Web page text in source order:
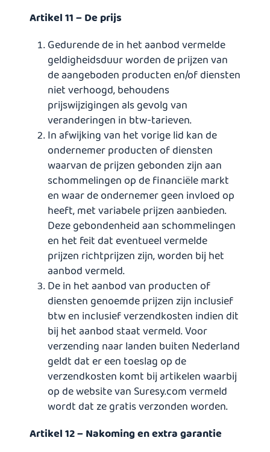
Artikel 11 – De prijs
Gedurende de in het aanbod vermelde
geldigheidsduur worden de prijzen van
de aangeboden producten en/of diensten
niet verhoogd, behoudens
prijswijzigingen als gevolg van
veranderingen in btw-tarieven.
In afwijking van het vorige lid kan de
ondernemer producten of diensten
waarvan de prijzen gebonden zijn aan
schommelingen op de financiële markt
en waar de ondernemer geen invloed op
heeft, met variabele prijzen aanbieden.
Deze gebondenheid aan schommelingen
en het feit dat eventueel vermelde
prijzen richtprijzen zijn, worden bij het
aanbod vermeld.
De in het aanbod van producten of
diensten genoemde prijzen zijn inclusief
btw en inclusief verzendkosten indien dit
bij het aanbod staat vermeld. Voor
verzending naar landen buiten Nederland
geldt dat er een toeslag op de
verzendkosten komt bij artikelen waarbij
op de website van Suresy.com vermeld
wordt dat ze gratis verzonden worden.
Artikel 12 – Nakoming en extra garantie